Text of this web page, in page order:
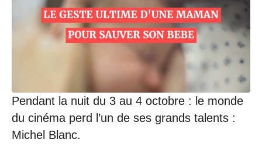
Pendant la nuit du 3 au 4 octobre : le monde
du cinéma perd l’un de ses grands talents :
Michel Blanc.